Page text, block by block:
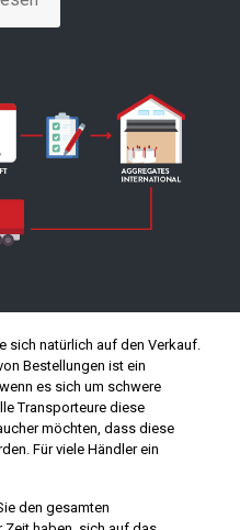
sich natürlich auf den Verkauf.
Bestellungen ist ein
es sich um schwere
Transporteure diese
möchten, dass diese
Für viele Händler ein
den gesamten